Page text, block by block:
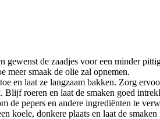
gewenst de zaadjes voor een minder
meer smaak de olie zal opnemen.
en laat ze langzaam bakken. Zorg
roeren en laat de smaken goed
de pepers en andere ingrediënten te
koele, donkere plaats en laat de